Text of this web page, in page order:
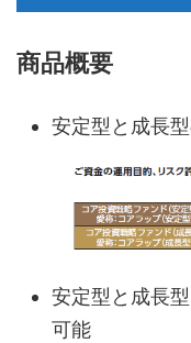
商品概要
安定型と成長
安定型と成長
可能